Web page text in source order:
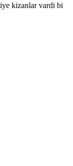
kizanlar vardi bi